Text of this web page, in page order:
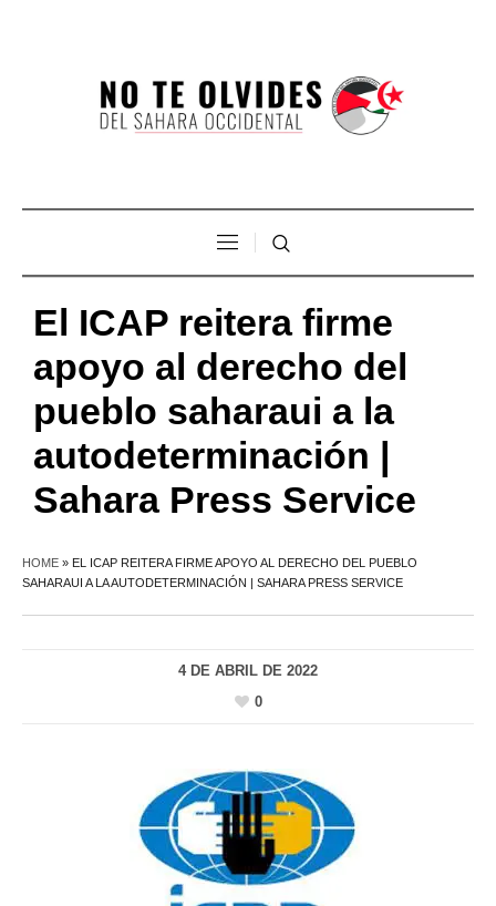
El ICAP reitera firme
apoyo al derecho del
pueblo saharaui a la
autodeterminación |
Sahara Press Service
HOME » EL ICAP REITERA FIRME APOYO AL DERECHO DEL PUEBLO
SAHARAUI A LA AUTODETERMINACIÓN | SAHARA PRESS SERVICE
4 DE ABRIL DE 2022
0